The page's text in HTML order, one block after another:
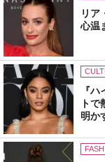
リア
心温
『
ト
明か